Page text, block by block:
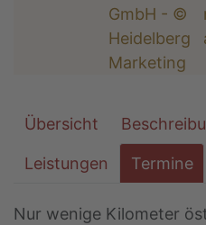
Übersicht
Leistungen Termine
Nur wenige Kilometer